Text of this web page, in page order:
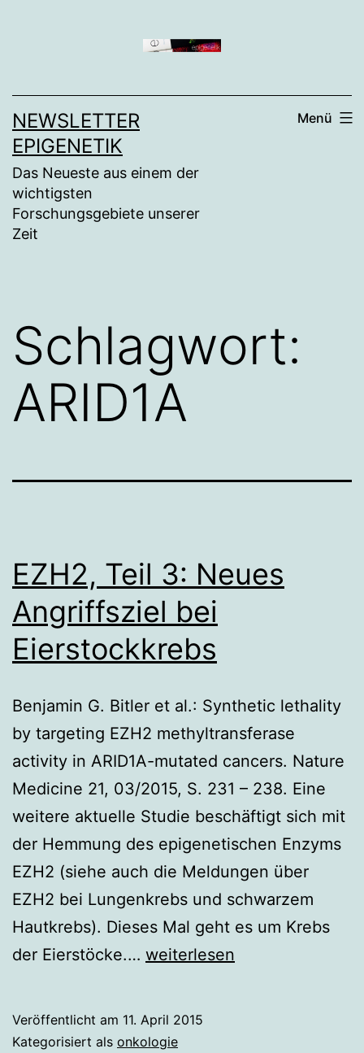
NEWSLETTER
EPIGENETIK
Das Neueste aus einem der
wichtigsten
Forschungsgebiete unserer
Zeit
Menü
Schlagwort:
ARID1A
EZH2, Teil 3: Neues
Angriffsziel bei
Eierstockkrebs
Benjamin G. Bitler et al.: Synthetic lethality
by targeting EZH2 methyltransferase
activity in ARID1A-mutated cancers. Nature
Medicine 21, 03/2015, S. 231 – 238. Eine
weitere aktuelle Studie beschäftigt sich mit
der Hemmung des epigenetischen Enzyms
EZH2 (siehe auch die Meldungen über
EZH2 bei Lungenkrebs und schwarzem
Hautkrebs). Dieses Mal geht es um Krebs
der Eierstöcke.… EZH2,
Neues
weiterlesen
Veröffentlicht am 11. April 2015
Kategorisiert als onkologie